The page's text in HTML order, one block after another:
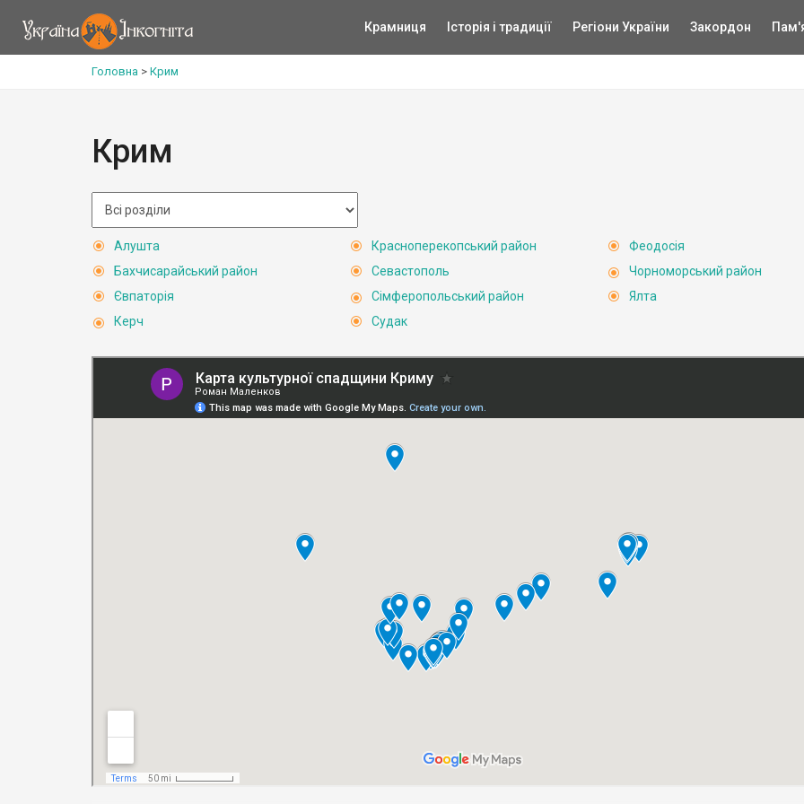
Крамниця Історія і традиції Регіони України Закордон
Головна > Крим
Крим
Алушта
Бахчисарайський район
Євпаторія
Керч
Красноперекопський район
Севастополь
Сімферопольський район
Судак
Феодосія
Чорноморський район
Ялта